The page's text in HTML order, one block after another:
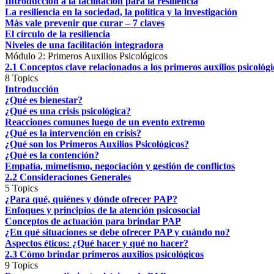
La resiliencia en la sociedad, la política y la investigación
Más vale prevenir que curar – 7 claves
El círculo de la resiliencia
Niveles de una facilitación integradora
Módulo 2: Primeros Auxilios Psicológicos
2.1 Conceptos clave relacionados a los primeros auxilios
8 Topics
Introducción
¿Qué es bienestar?
¿Qué es una crisis psicológica?
Reacciones comunes luego de un evento extremo
¿Qué es la intervención en crisis?
¿Qué son los Primeros Auxilios Psicológicos?
¿Qué es la contención?
Empatía, mimetismo, negociación y gestión de conflictos
2.2 Consideraciones Generales
5 Topics
¿Para qué, quiénes y dónde ofrecer PAP?
Enfoques y principios de la atención psicosocial
Conceptos de actuación para brindar PAP
¿En qué situaciones se debe ofrecer PAP y cuándo no?
Aspectos éticos: ¿Qué hacer y qué no hacer?
2.3 Cómo brindar primeros auxilios psicológicos
9 Topics